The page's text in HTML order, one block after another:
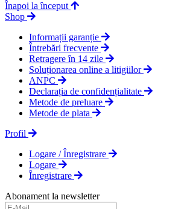
Înapoi la început
Shop
Informații garanție
Întrebări frecvente
Retragere în 14 zile
Soluționarea online a litigiilor
ANPC
Declarația de confidențialitate
Metode de preluare
Metode de plata
Profil
Logare / Înregistrare
Logare
Înregistrare
Abonament la newsletter